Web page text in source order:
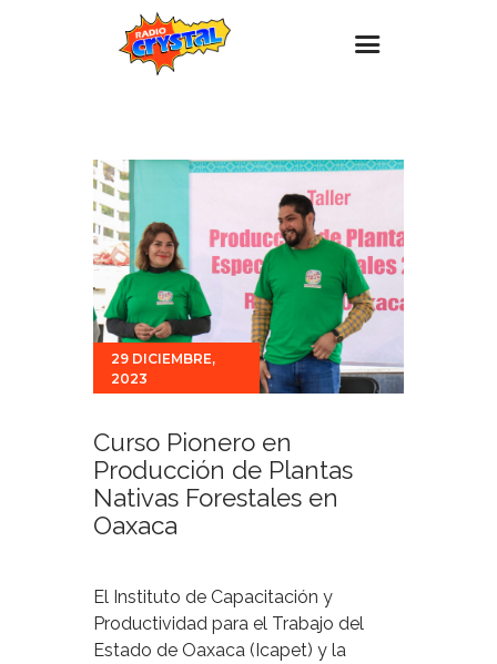
Estaciones
Eventos
Promociones
Noticias
Para ti
Contacto
29 DICIEMBRE,
2023
Curso Pionero en
Producción de Plantas
Nativas Forestales en
Oaxaca
El Instituto de Capacitación y
Productividad para el Trabajo del
Estado de Oaxaca (Icapet) y la